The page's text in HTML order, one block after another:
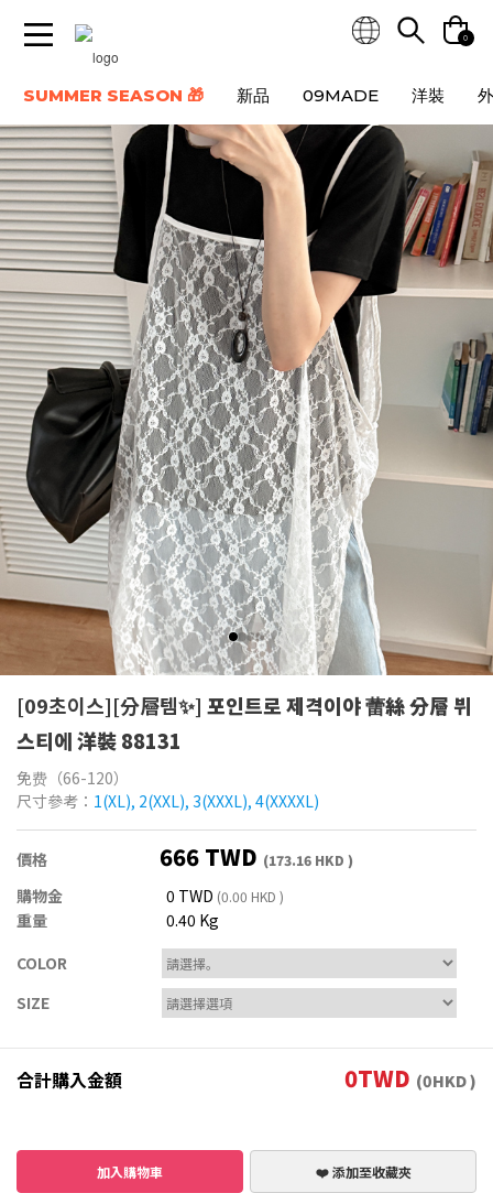
0
SUMMER SEASON 🎁 新品 09MADE 洋裝
[09초이스][分層템✨] 포인트로 제격이야 蕾絲 分層 뷔
스티에 洋裝 88131
免费（66-120）
尺寸參考： 1(XL), 2(XXL), 3(XXXL), 4(XXXXL)
價格 666 TWD (173.16 HKD )
購物金 0 TWD (0.00 HKD )
重量
0.40 Kg
COLOR
SIZE
合計購入金額 0TWD (0HKD )
加入購物車 ❤️ 添加至收藏夾